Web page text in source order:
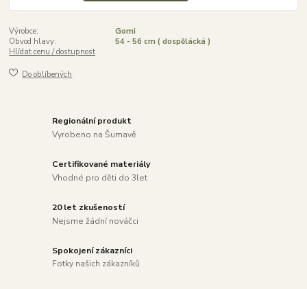
Výrobce:
Gomi
Obvod hlavy:
54 - 56 cm ( dospělácká )
Hlídat cenu / dostupnost
Do oblíbených
Regionální produkt
Vyrobeno na Šumavě
Certifikované materiály
Vhodné pro děti do 3let
20 let zkušeností
Nejsme žádní nováčci
Spokojení zákazníci
Fotky našich zákazníků